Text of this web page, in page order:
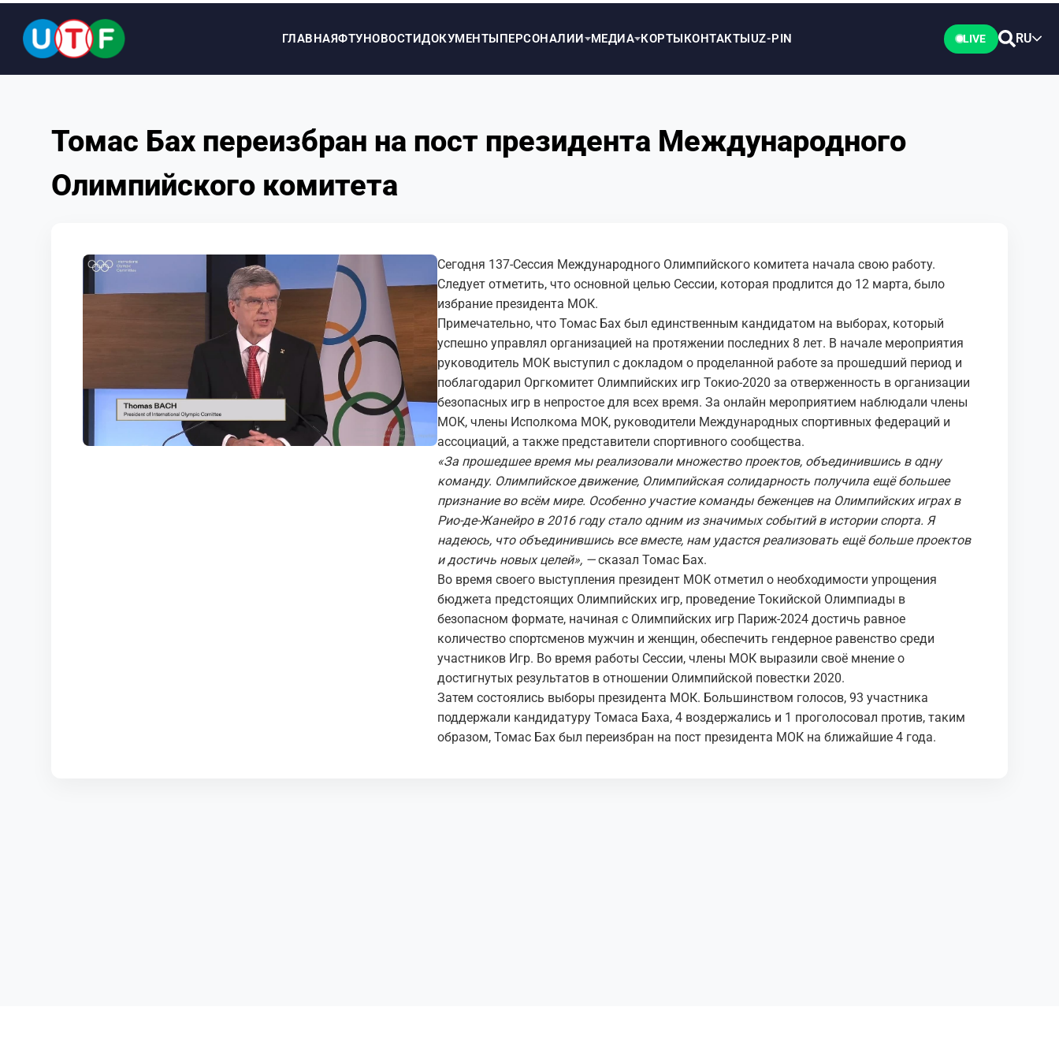
ГЛАВНАЯФТУНОВОСТИДОКУМЕНТЫПЕРСОНАЛИИ МЕДИА КОРТЫКОНТАКТЫUZ-PIN LIVE RU
ДОКУМЕНТЫ
ПЕРСОНАЛИИ
Томас Бах переизбран на пост президента Международного
Олимпийского комитета
Сегодня 137-Сессия Международного Олимпийского комитета начала свою работу.
Следует отметить, что основной целью Сессии, которая продлится до 12 марта, было
избрание президента МОК.
Примечательно, что Томас Бах был единственным кандидатом на выборах, который
успешно управлял организацией на протяжении последних 8 лет. В начале мероприятия
руководитель МОК выступил с докладом о проделанной работе за прошедший период и
поблагодарил Оргкомитет Олимпийских игр Токио-2020 за отверженность в организации
безопасных игр в непростое для всех время. За онлайн мероприятием наблюдали члены
МОК, члены Исполкома МОК, руководители Международных спортивных федераций и
ассоциаций, а также представители спортивного сообщества.
«За прошедшее время мы реализовали множество проектов, объединившись в одну
команду. Олимпийское движение, Олимпийская солидарность получила ещё большее
признание во всём мире. Особенно участие команды беженцев на Олимпийских играх в
Рио-де-Жанейро в 2016 году стало одним из значимых событий в истории спорта. Я
надеюсь, что объединившись все вместе, нам удастся реализовать ещё больше проектов
и достичь новых целей», —сказал Томас Бах.
Во время своего выступления президент МОК отметил о необходимости упрощения
бюджета предстоящих Олимпийских игр, проведение Токийской Олимпиады в
безопасном формате, начиная с Олимпийских игр Париж-2024 достичь равное
количество спортсменов мужчин и женщин, обеспечить гендерное равенство среди
участников Игр. Во время работы Сессии, члены МОК выразили своё мнение о
достигнутых результатов в отношении Олимпийской повестки 2020.
Затем состоялись выборы президента МОК. Большинством голосов, 93 участника
поддержали кандидатуру Томаса Баха, 4 воздержались и 1 проголосовал против, таким
образом, Томас Бах был переизбран на пост президента МОК на ближайшие 4 года.